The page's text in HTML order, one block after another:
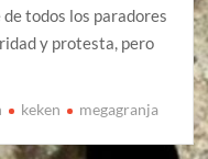
todos los paradores
y protesta, pero
keken megagranja